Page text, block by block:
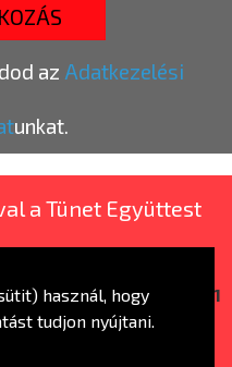
használ, hogy
tudjon nyújtani.
az Adatkezelési
unkat.
a Tünet Együttest
|Adószám:14663507-2-41